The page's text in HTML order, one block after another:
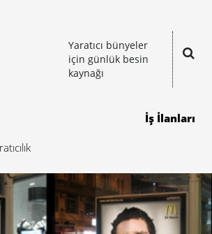
Yaratıcı bünyeler
için günlük besin
kaynağı
İş İlanları